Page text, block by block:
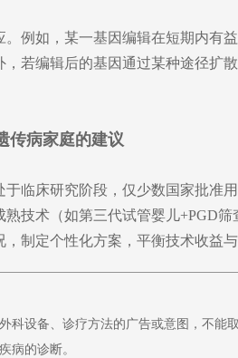
例如，某一基因编辑在短期内有
若编辑后的基因通过某种途径扩
传病家庭的建议
临床研究阶段，仅少数国家批准
技术（如第三代试管婴儿+PGD
制定个性化方案，平衡技术收益与
科设备、诊疗方法的广告或意图，不能
病的诊断。